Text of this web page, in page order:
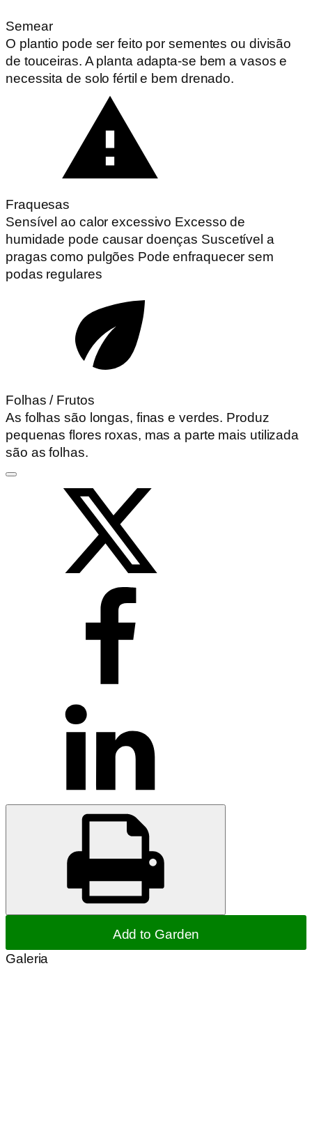
Semear
O plantio pode ser feito por sementes ou divisão
de touceiras. A planta adapta-se bem a vasos e
necessita de solo fértil e bem drenado.
Fraquesas
Sensível ao calor excessivo Excesso de
humidade pode causar doenças Suscetível a
pragas como pulgões Pode enfraquecer sem
podas regulares
Folhas / Frutos
As folhas são longas, finas e verdes. Produz
pequenas flores roxas, mas a parte mais utilizada
são as folhas.
Add to Garden
Galeria